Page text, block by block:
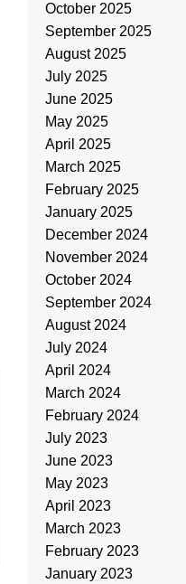
October 2025
September 2025
August 2025
July 2025
June 2025
May 2025
April 2025
March 2025
February 2025
January 2025
December 2024
November 2024
October 2024
September 2024
August 2024
July 2024
April 2024
March 2024
February 2024
July 2023
June 2023
May 2023
April 2023
March 2023
February 2023
January 2023